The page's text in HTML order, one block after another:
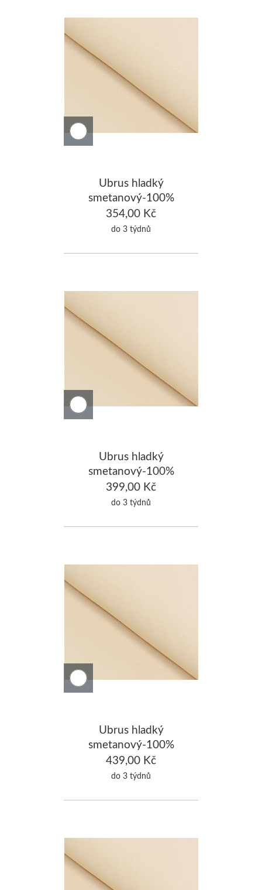
Ubrus hladký
smetanový-100%
Bavlna 140x180cm
354,00 Kč
do 3 týdnů
Ubrus hladký
smetanový-100%
Bavlna 140x200cm
399,00 Kč
do 3 týdnů
Ubrus hladký
smetanový-100%
Bavlna 140x220cm
439,00 Kč
do 3 týdnů